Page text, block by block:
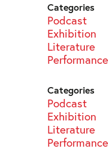
Categories
Podcast
Exhibition
Literature
Performance
Categories
Podcast
Exhibition
Literature
Performance